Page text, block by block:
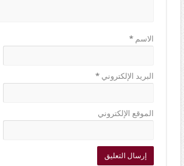
الاسم*
البريد الإلكتروني*
الموقع الإلكتروني